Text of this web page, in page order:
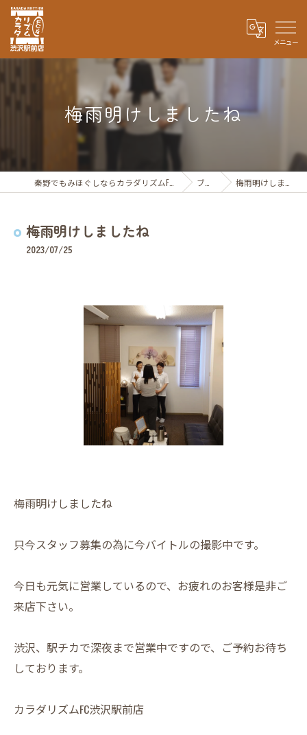
梅雨明けしましたね
ブログ 梅雨明けしましたね
梅雨明けしましたね
2023/07/25
梅雨明けしましたね
只今スタッフ募集の為に今バイトルの撮影中です。
今日も元気に営業しているので、お疲れのお客様是非ご
来店下さい。
渋沢、駅チカで深夜まで営業中ですので、ご予約お待ち
しております。
カラダリズムFC渋沢駅前店